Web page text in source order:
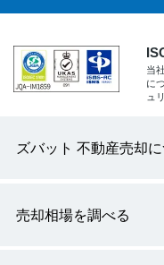
当
に
ュ
ズバット 不動産売却
売却相場を調べる